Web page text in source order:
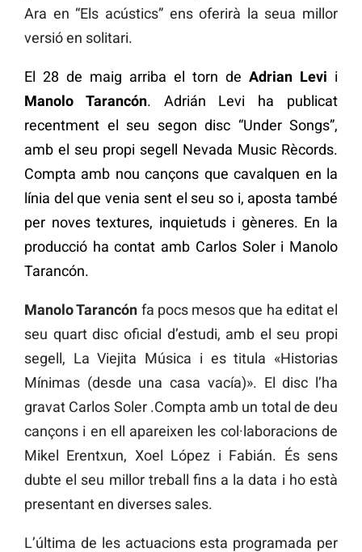
Ara en “Els acústics” ens oferirà la seua millor
versió en solitari.
El 28 de maig arriba el torn de Adrian Levi i
Manolo Tarancón. Adrián Levi ha publicat
recentment el seu segon disc “Under Songs”,
amb el seu propi segell Nevada Music Rècords.
Compta amb nou cançons que cavalquen en la
línia del que venia sent el seu so i, aposta també
per noves textures, inquietuds i gèneres. En la
producció ha contat amb Carlos Soler i Manolo
Tarancón.
Manolo Tarancón fa pocs mesos que ha editat el
seu quart disc oficial d’estudi, amb el seu propi
segell, La Viejita Música i es titula «Historias
Mínimas (desde una casa vacía)». El disc l’ha
gravat Carlos Soler .Compta amb un total de deu
cançons i en ell apareixen les col·laboracions de
Mikel Erentxun, Xoel López i Fabián. És sens
dubte el seu millor treball fins a la data i ho està
presentant en diverses sales.
L’última de les actuacions esta programada per